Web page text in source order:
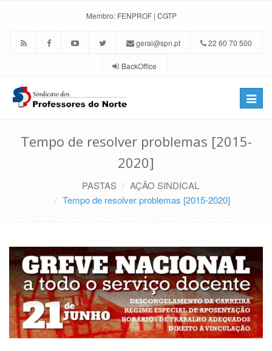
Membro: FENPROF | CGTP
geral@spn.pt 22 60 70 500
BackOffice
Toggle
Tempo de resolver problemas [2015-
2020]
PASTAS
AÇÃO SINDICAL
Tempo de resolver problemas [2015-2020]